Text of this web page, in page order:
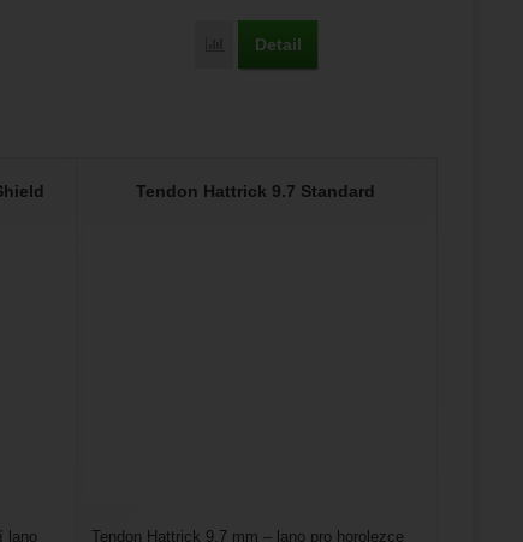
9,4 CIAP' k porovnání Přidat 'Tendon Master 9,4 Eco' k porovnání
Detail
lano
Tendon Hattrick 9.7 Standard
Tendon Hattrick 9,7 mm – lano pro horolezce